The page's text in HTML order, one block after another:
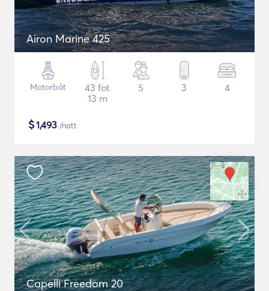
Airon Marine 425
Motorbåt
43 fot
13 m
5 3 4
$1,493 /natt
Capelli Freedom 20